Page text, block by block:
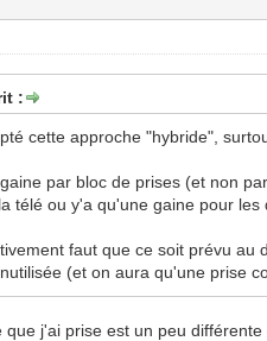
:
cette approche "hybride",
par bloc de prises (et non
télé ou y'a qu'une gaine pour
faut que ce soit prévu
(et on aura qu'une prise
j'ai prise est un peu différente